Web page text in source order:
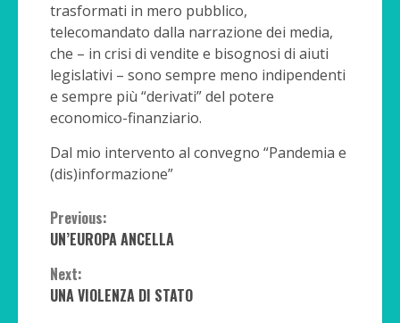
trasformati in mero pubblico,
telecomandato dalla narrazione dei media,
che – in crisi di vendite e bisognosi di aiuti
legislativi – sono sempre meno indipendenti
e sempre più “derivati” del potere
economico-finanziario.
Dal mio intervento al convegno “Pandemia e
(dis)informazione”
Continue
Reading
Previous:
UN’EUROPA ANCELLA
Next:
UNA VIOLENZA DI STATO